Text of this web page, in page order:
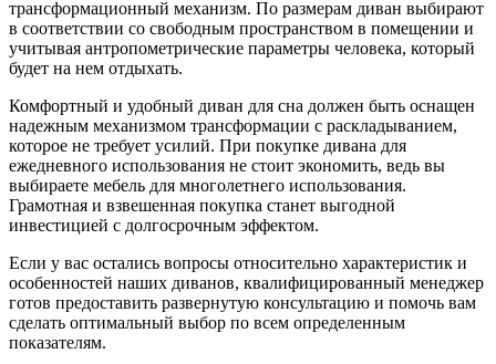
трансформационный механизм. По размерам диван выбирают
в соответствии со свободным пространством в помещении и
учитывая антропометрические параметры человека, который
будет на нем отдыхать.
Комфортный и удобный диван для сна должен быть оснащен
надежным механизмом трансформации с раскладыванием,
которое не требует усилий. При покупке дивана для
ежедневного использования не стоит экономить, ведь вы
выбираете мебель для многолетнего использования.
Грамотная и взвешенная покупка станет выгодной
инвестицией с долгосрочным эффектом.
Если у вас остались вопросы относительно характеристик и
особенностей наших диванов, квалифицированный менеджер
готов предоставить развернутую консультацию и помочь вам
сделать оптимальный выбор по всем определенным
показателям.